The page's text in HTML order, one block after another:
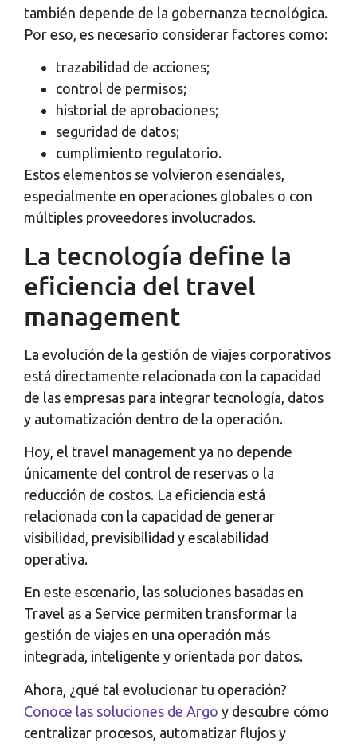
también depende de la gobernanza tecnológica.
Por eso, es necesario considerar factores como:
trazabilidad de acciones;
control de permisos;
historial de aprobaciones;
seguridad de datos;
cumplimiento regulatorio.
Estos elementos se volvieron esenciales,
especialmente en operaciones globales o con
múltiples proveedores involucrados.
La tecnología define la
eficiencia del travel
management
La evolución de la gestión de viajes corporativos
está directamente relacionada con la capacidad
de las empresas para integrar tecnología, datos
y automatización dentro de la operación.
Hoy, el travel management ya no depende
únicamente del control de reservas o la
reducción de costos. La eficiencia está
relacionada con la capacidad de generar
visibilidad, previsibilidad y escalabilidad
operativa.
En este escenario, las soluciones basadas en
Travel as a Service permiten transformar la
gestión de viajes en una operación más
integrada, inteligente y orientada por datos.
Ahora, ¿qué tal evolucionar tu operación?
Conoce las soluciones de Argo y descubre cómo
centralizar procesos, automatizar flujos y